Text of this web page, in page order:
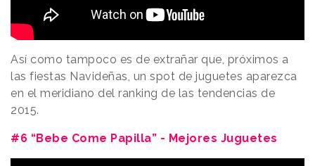
Así como tampoco es de extrañar que, próximos a
las fiestas Navideñas, un spot de juguetes aparezca
en el meridiano del ranking de las tendencias de
2015.
#6 “Bebe Come Papilla” - Mejores Juguetes